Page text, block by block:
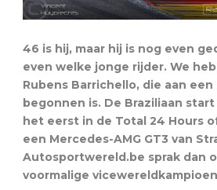
46 is hij, maar hij is nog even
even welke jonge rijder. We
Rubens Barrichello, die aan
begonnen is. De Braziliaan
het eerst in de Total 24 Hours
een Mercedes-AMG GT3 van
Autosportwereld.be sprak dan
voormalige vicewereldkampioen